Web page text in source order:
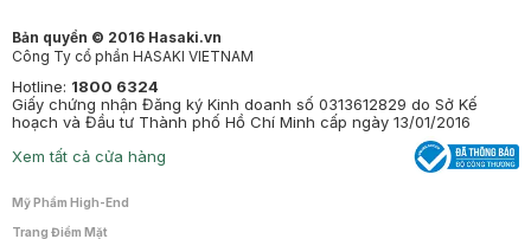
Bản quyền © 2016 Hasaki.vn
Công Ty cổ phần HASAKI VIETNAM
Hotline: 1800 6324
Giấy chứng nhận Đăng ký Kinh doanh số 0313612829 do Sở Kế
hoạch và Đầu tư Thành phố Hồ Chí Minh cấp ngày 13/01/2016
Xem tất cả cửa hàng
Mỹ Phẩm High-End
Trang Điểm Mặt